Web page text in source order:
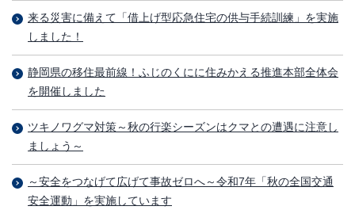
来る災害に備えて「借上げ型応急住宅の供与手続訓練」を実施
しました！
静岡県の移住最前線！ふじのくにに住みかえる推進本部全体会
を開催しました
ツキノワグマ対策～秋の行楽シーズンはクマとの遭遇に注意し
ましょう～
～安全をつなげて広げて事故ゼロへ～令和7年「秋の全国交通
安全運動」を実施しています